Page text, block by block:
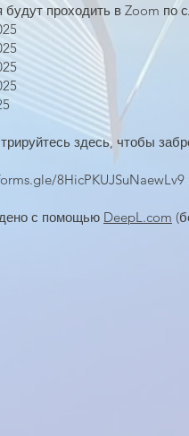
будут проходить в Zoom по
здесь, чтобы
8HicPKUJSuNaewLv9
с помощью DeepL.com